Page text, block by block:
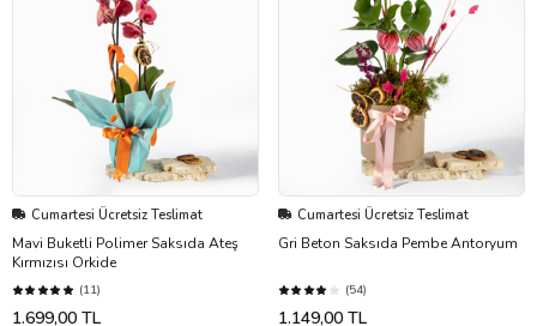
Cumartesi Ücretsiz Teslimat
Mavi Buketli Polimer Saksıda Ateş
Kırmızısı Orkide
(11)
1.699,00 TL
Cumartesi Ücretsiz Teslimat
Gri Beton Saksıda Pembe Antoryum
(54)
1.149,00 TL